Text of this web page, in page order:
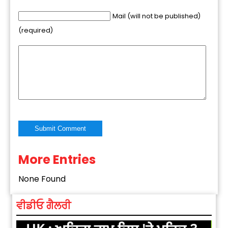
Mail (will not be published)
(required)
Alternative:
More Entries
None Found
ਵੀਡੀਓ ਗੈਲਰੀ